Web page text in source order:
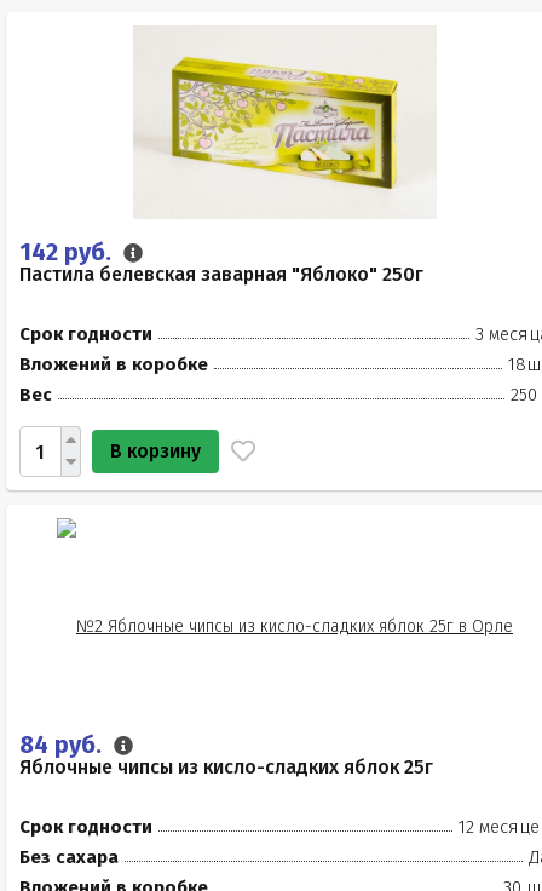
142 руб.
Пастила белевская заварная "Яблоко" 250г
Срок годности
3
Вложений в коробке
Вес
250
В корзину
84 руб.
Яблочные чипсы из кисло-сладких яблок 25г
Срок годности
12
Без сахара